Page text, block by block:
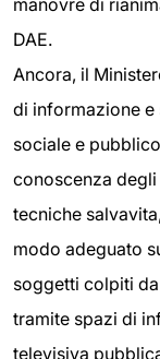
DAE.
Ancora, il
di informazione e
sociale e
conoscenza
tecniche
modo adeguato
soggetti colpiti
tramite spazi di
televisiva